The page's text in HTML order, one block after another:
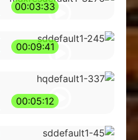
00:03:33
00:09:41
00:05:12